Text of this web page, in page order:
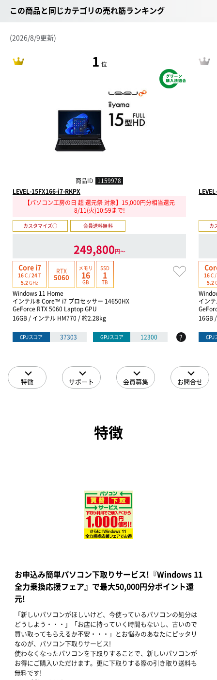
この商品と同じカテゴリの売れ筋ランキング
(2026/8/9更新)
1 位
商品ID 1159978
LEVEL-15FX166-i7-RKPX
【パソコン工房の日 超 還元祭 対象】15,000円分相当還元
8/11(火)10:59まで!
カスタマイズ○ 会員送料無料
249,800円〜
Core i7
16C /24T
5.2 GHz
RTX
5060
メモリ
16
GB
SSD
1
TB
Windows 11 Home
インテル® Core™ i7 プロセッサー 14650HX
GeForce RTX 5060 Laptop GPU
16GB / インテル HM770 / 約2.28kg
CPUスコア 37303 GPUスコア 12300 ?
カ
16C /
5.2
イン
16GB
CPU
特徴 サポート 会員募集 お問合せ
特徴
お申込み簡単パソコン下取りサービス!『Windows 11
全力乗換応援フェア』で最大50,000円分ポイント還
元!
「新しいパソコンがほしいけど、今使っているパソコンの処分は
どうしよう・・・」「お店に持っていく時間もないし、古いので
買い取ってもらえるか不安・・・」とお悩みのあなたにピッタリ
なのが、パソコン下取りサービス!
使わなくなったパソコンを下取りすることで、新しいパソコンが
お得にご購入いただけます。更に下取りする際の引き取り送料も
無料です!